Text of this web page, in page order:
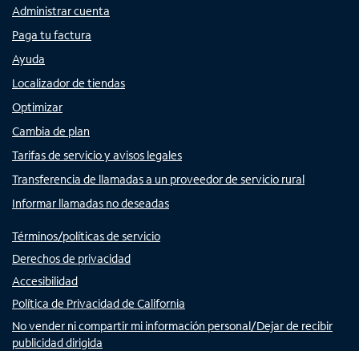
Administrar cuenta
Paga tu factura
Ayuda
Localizador de tiendas
Optimizar
Cambia de plan
Tarifas de servicio y avisos legales
Transferencia de llamadas a un proveedor de servicio rural
Informar llamadas no deseadas
Términos/políticas de servicio
Derechos de privacidad
Accesibilidad
Política de Privacidad de California
No vender ni compartir mi información personal/Dejar de recibir
publicidad dirigida